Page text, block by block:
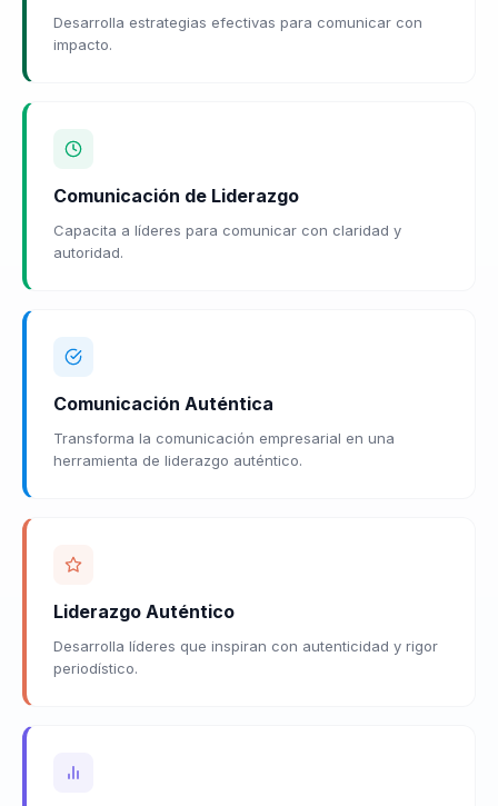
Desarrolla estrategias efectivas para comunicar con
impacto.
Comunicación de Liderazgo
Capacita a líderes para comunicar con claridad y
autoridad.
Comunicación Auténtica
Transforma la comunicación empresarial en una
herramienta de liderazgo auténtico.
Liderazgo Auténtico
Desarrolla líderes que inspiran con autenticidad y rigor
periodístico.